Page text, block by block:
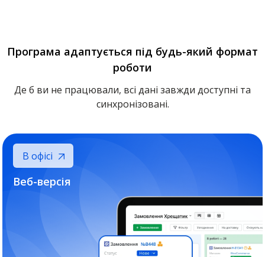
Програма адаптується під будь-який формат
роботи
Де б ви не працювали, всі дані завжди доступні та
синхронізовані.
В офісі
Веб-версія